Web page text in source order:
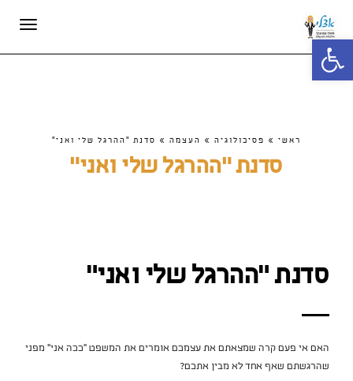
פתח סרגל נגישות
ראשי » פסיכולוגיה » העצמה » סדנת "ההרגל שלי ואני"
סדנת "ההרגל שלי ואני"
סדנת "ההרגל שלי ואני"
האם אי פעם קרה שמצאתם את עצמכם אומרים את המשפט "ככה אני" מפני
שהרגשתם שאף אחד לא מבין אתכם?